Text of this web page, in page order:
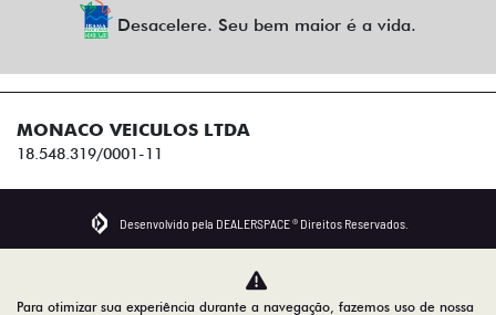
Desacelere. Seu bem maior é a vida.
MONACO VEICULOS LTDA
18.548.319/0001-11
Desenvolvido pela DEALERSPACE ® Direitos Reservados.
Para otimizar sua experiência durante a navegação, fazemos uso de nossa